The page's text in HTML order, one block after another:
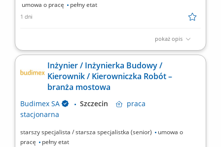
umowa o pracę
pełny etat
1 dni
pokaż opis
Twoje przyszłe zadania:‎ planowanie, organizacja i kontrola
prowadzenie robót zgodnie z harmonogramem oraz
koordynacja robót z innymi branżami,‎ współpraca przy wyborze
podwykonawców, dostawców i prowadzenie negocjacji z...
Inżynier / Inżynierka Budowy /
Kierownik / Kierowniczka Robót –
branża mostowa
Budimex SA Szczecin
praca
stacjonarna
starszy specjalista / starsza specjalistka (senior)
umowa o
pracę
pełny etat